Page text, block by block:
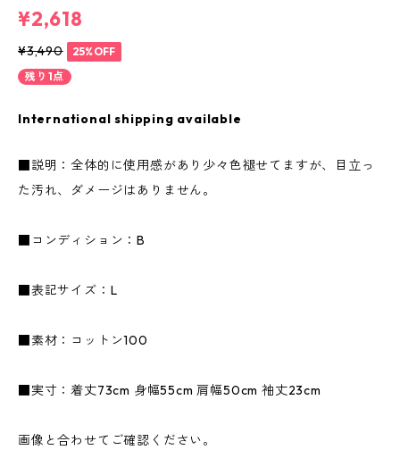
¥2,618
¥3,490
25%OFF
残り1点
International shipping available
■説明：全体的に使用感があり少々色褪せてますが、目立っ
た汚れ、ダメージはありません。
■コンディション：B
■表記サイズ：L
■素材：コットン100
■実寸：着丈73cm 身幅55cm 肩幅50cm 袖丈23cm
画像と合わせてご確認ください。